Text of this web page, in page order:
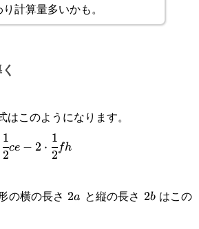
計算量多いかも。
このようになります。
2
1
ce − 2 ⋅
2
1
fh
の横の長さ 2a
2a と縦の長さ 2b
2bはこの